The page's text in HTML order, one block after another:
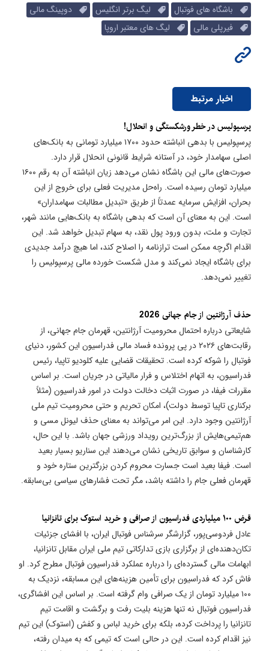
باشگاه های فوتبال
لیگ برتر انگلیس
دوپینگ مالی
فیرپلی مالی
لیگ های معتبر اروپا
اخبار مرتبط
پرسپولیس در خطر ورشکستگی و انحلال!
پرسپولیس با بدهی انباشته حدود ۱۷۰۰ میلیارد تومانی به بانک‌های
اصلی سهامدار خود، در آستانه شرایط قانونی انحلال قرار دارد.
صورت‌های مالی این باشگاه نشان می‌دهد زیان انباشته آن به رقم ۱۶۰۰
میلیارد تومان رسیده است. راه‌حل مدیریت فعلی برای خروج از این
بحران، افزایش سرمایه عمدتاً از طریق «تبدیل مطالبات سهامداران»
است. این به معنای آن است که بدهی باشگاه به بانک‌هایی مانند شهر،
تجارت و ملت، بدون ورود پول نقد، به سهام تبدیل خواهد شد. این
اقدام اگرچه ممکن است ترازنامه را اصلاح کند، اما هیچ درآمد جدیدی
برای باشگاه ایجاد نمی‌کند و مدل شکست خورده مالی پرسپولیس را
تغییر نمی‌دهد.
حذف آرژانتین از جام جهانی 2026
شایعاتی درباره احتمال محرومیت آرژانتین، قهرمان جام جهانی، از
رقابت‌های ۲۰۲۶ در پی پرونده فساد مالی فدراسیون این کشور، دنیای
فوتبال را شوکه کرده است. تحقیقات قضایی علیه کلودیو تاپیا، رئیس
فدراسیون، به اتهام اختلاس و فرار مالیاتی در جریان است. بر اساس
مقررات فیفا، در صورت اثبات دخالت دولت در امور فدراسیون (مثلاً
برکناری تاپیا توسط دولت)، امکان تحریم و حتی محرومیت تیم ملی
آرژانتین وجود دارد. این امر می‌تواند به معنای حذف لیونل مسی و
هم‌تیمی‌هایش از بزرگ‌ترین رویداد ورزشی جهان باشد. با این حال،
کارشناسان و سوابق تاریخی نشان می‌دهند این سناریو بسیار بعید
است. فیفا بعید است جسارت محروم کردن بزرگترین ستاره خود و
قهرمان فعلی جام را داشته باشد، مگر تحت فشارهای سیاسی بی‌سابقه.
قرض ۱۰۰ میلیاردی فدراسیون از صرافی و خرید استوک برای تانزانیا
عادل فردوسی‌پور، گزارشگر سرشناس فوتبال ایران، با افشای جزئیات
تکان‌دهنده‌ای از برگزاری بازی تدارکاتی تیم ملی ایران مقابل تانزانیا،
ابهامات مالی گسترده‌ای را درباره عملکرد فدراسیون فوتبال مطرح کرد. او
فاش کرد که فدراسیون برای تأمین هزینه‌های این مسابقه، نزدیک به
۱۰۰ میلیارد تومان از یک صرافی وام گرفته است. بر اساس این افشاگری،
فدراسیون فوتبال نه تنها هزینه بلیت رفت و برگشت و اقامت تیم
تانزانیا را پرداخت کرده، بلکه برای خرید لباس و کفش (استوک) این تیم
نیز اقدام کرده است. این در حالی است که تیمی که به میدان رفته،